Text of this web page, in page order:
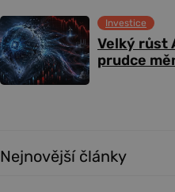
Velký růst
prudce
Investice
Nejnovější články